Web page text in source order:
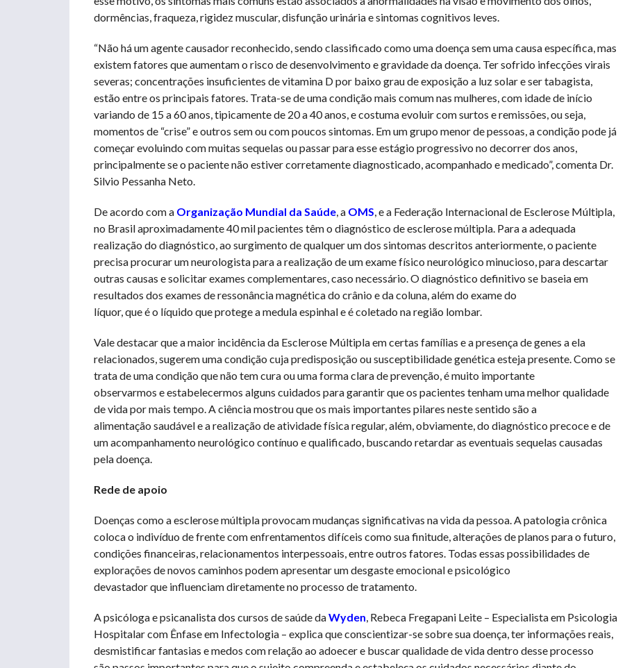
dormências, fraqueza, rigidez muscular, disfunção urinária e sintomas cognitivos leves.
“Não há um agente causador reconhecido, sendo classificado como uma doença sem uma causa específica, mas
existem fatores que aumentam o risco de desenvolvimento e gravidade da doença. Ter sofrido infecções virais
severas; concentrações insuficientes de vitamina D por baixo grau de exposição a luz solar e ser tabagista,
estão entre os principais fatores. Trata-se de uma condição mais comum nas mulheres, com idade de início
variando de 15 a 60 anos, tipicamente de 20 a 40 anos, e costuma evoluir com surtos e remissões, ou seja,
momentos de “crise” e outros sem ou com poucos sintomas. Em um grupo menor de pessoas, a condição pode já
começar evoluindo com muitas sequelas ou passar para esse estágio progressivo no decorrer dos anos,
principalmente se o paciente não estiver corretamente diagnosticado, acompanhado e medicado”, comenta Dr.
Silvio Pessanha Neto.
De acordo com a Organização Mundial da Saúde, a OMS, e a Federação Internacional de Esclerose Múltipla,
no Brasil aproximadamente 40 mil pacientes têm o diagnóstico de esclerose múltipla. Para a adequada
realização do diagnóstico, ao surgimento de qualquer um dos sintomas descritos anteriormente, o paciente
precisa procurar um neurologista para a realização de um exame físico neurológico minucioso, para descartar
outras causas e solicitar exames complementares, caso necessário. O diagnóstico definitivo se baseia em
resultados dos exames de ressonância magnética do crânio e da coluna, além do exame do
líquor, que é o líquido que protege a medula espinhal e é coletado na região lombar.
Vale destacar que a maior incidência da Esclerose Múltipla em certas famílias e a presença de genes a ela
relacionados, sugerem uma condição cuja predisposição ou susceptibilidade genética esteja presente. Como se
trata de uma condição que não tem cura ou uma forma clara de prevenção, é muito importante
observarmos e estabelecermos alguns cuidados para garantir que os pacientes tenham uma melhor qualidade
de vida por mais tempo. A ciência mostrou que os mais importantes pilares neste sentido são a
alimentação saudável e a realização de atividade física regular, além, obviamente, do diagnóstico precoce e de
um acompanhamento neurológico contínuo e qualificado, buscando retardar as eventuais sequelas causadas
pela doença.
Rede de apoio
Doenças como a esclerose múltipla provocam mudanças significativas na vida da pessoa. A patologia crônica
coloca o indivíduo de frente com enfrentamentos difíceis como sua finitude, alterações de planos para o futuro,
condições financeiras, relacionamentos interpessoais, entre outros fatores. Todas essas possibilidades de
explorações de novos caminhos podem apresentar um desgaste emocional e psicológico
devastador que influenciam diretamente no processo de tratamento.
A psicóloga e psicanalista dos cursos de saúde daWyden, Rebeca Fregapani Leite – Especialista em Psicologia
Hospitalar com Ênfase em Infectologia – explica que conscientizar-se sobre sua doença, ter informações reais,
desmistificar fantasias e medos com relação ao adoecer e buscar qualidade de vida dentro desse processo